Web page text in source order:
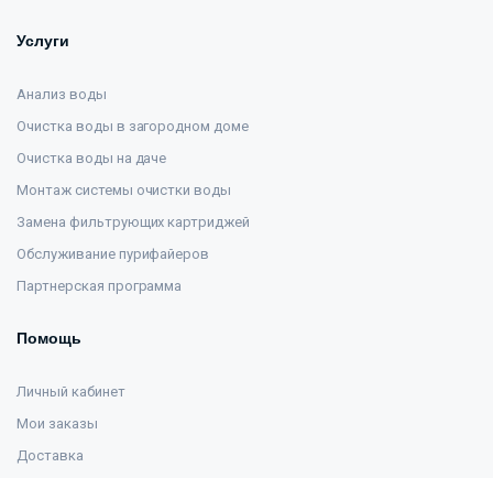
Услуги
Анализ воды
Очистка воды в загородном доме
Очистка воды на даче
Монтаж системы очистки воды
Замена фильтрующих картриджей
Обслуживание пурифайеров
Партнерская программа
Помощь
Личный кабинет
Мои заказы
Доставка